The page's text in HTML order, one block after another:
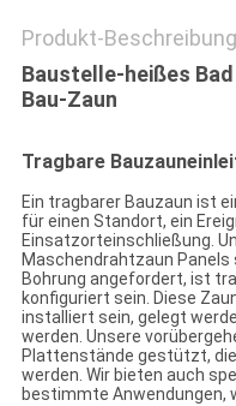
Produkt-Beschreibung
Baustelle-heißes
Bau-Zaun
Tragbare
Ein tragbarer Bauzaun ist
für einen Standort, ein
Einsatzorteinschließung.
Maschendrahtzaun
Bohrung angefordert, ist
konfiguriert sein. Diese
installiert sein, gelegt
werden. Unsere
Plattenstände gestützt,
werden. Wir bieten auch
bestimmte Anwendungen,